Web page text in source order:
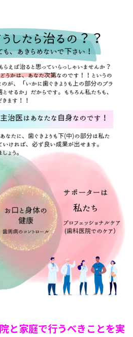
と家庭で行うべきことを実